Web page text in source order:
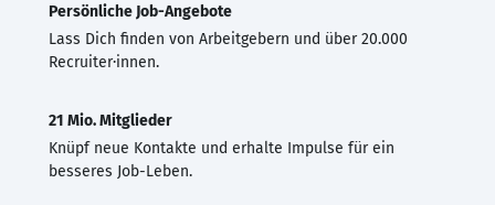
Persönliche Job-Angebote
Lass Dich finden von Arbeitgebern und über 20.000
Recruiter·innen.
21 Mio. Mitglieder
Knüpf neue Kontakte und erhalte Impulse für ein
besseres Job-Leben.